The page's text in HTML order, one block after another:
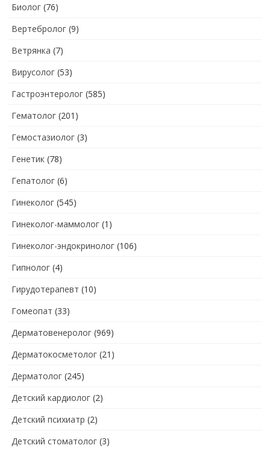
Биолог (76)
Вертебролог (9)
Ветрянка (7)
Вирусолог (53)
Гастроэнтеролог (585)
Гематолог (201)
Гемостазиолог (3)
Генетик (78)
Гепатолог (6)
Гинеколог (545)
Гинеколог-маммолог (1)
Гинеколог-эндокринолог (106)
Гипнолог (4)
Гирудотерапевт (10)
Гомеопат (33)
Дерматовенеролог (969)
Дерматокосметолог (21)
Дерматолог (245)
Детский кардиолог (2)
Детский психиатр (2)
Детский стоматолог (3)